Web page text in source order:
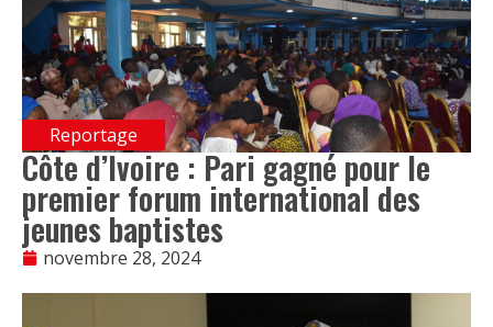
Reportage
Côte d’Ivoire : Pari gagné pour le
premier forum international des
jeunes baptistes
novembre 28, 2024